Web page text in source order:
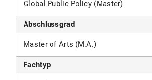
Global Public Policy (Master)
Abschlussgrad
Master of Arts (M.A.)
Fachtyp